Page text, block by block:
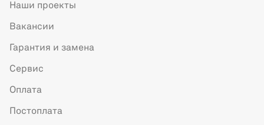
Наши проекты
Вакансии
Гарантия и замена
Сервис
Оплата
Постоплата